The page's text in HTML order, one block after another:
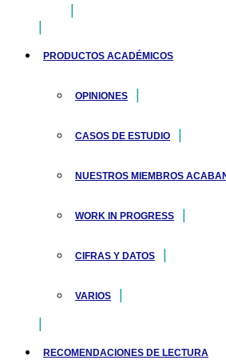
PRODUCTOS ACADÉMICOS
OPINIONES
CASOS DE ESTUDIO
NUESTROS MIEMBROS
WORK IN PROGRESS
CIFRAS Y DATOS
VARIOS
RECOMENDACIONES DE LECTURA